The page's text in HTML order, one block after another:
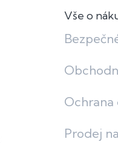
Vše o
Ochrana
Prodej